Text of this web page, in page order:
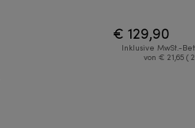
€ 129,90
Inklusive MwSt.-
von € 21,65 (